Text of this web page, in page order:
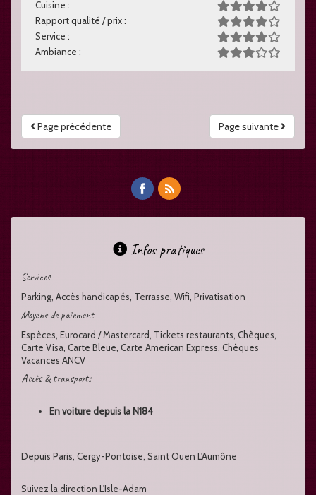
Cuisine :
Rapport qualité / prix :
Service :
Ambiance :
Page suivante
Page précédente
Infos pratiques
Services
Parking, Accès handicapés, Terrasse, Wifi, Privatisation
Moyens de paiement
Espèces, Eurocard / Mastercard, Tickets restaurants, Chèques,
Carte Visa, Carte Bleue, Carte American Express, Chèques
Vacances ANCV
Accès & transports
En voiture depuis la N184
Depuis Paris, Cergy-Pontoise, Saint Ouen L'Aumône
Suivez la direction L'Isle-Adam